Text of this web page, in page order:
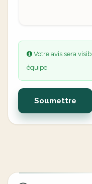
Votre avis sera
équipe.
Soumettre